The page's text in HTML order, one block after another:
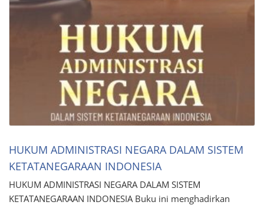
HUKUM ADMINISTRASI NEGARA DALAM SISTEM
KETATANEGARAAN INDONESIA
HUKUM ADMINISTRASI NEGARA DALAM SISTEM
KETATANEGARAAN INDONESIA Buku ini menghadirkan